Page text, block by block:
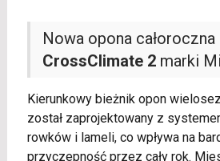
Nowa opona całoroczna
CrossClimate 2marki
Kierunkowy bieżnik opon
został zaprojektowany z
rowków i lameli, co wpływa na
przyczepność przez cały rok.